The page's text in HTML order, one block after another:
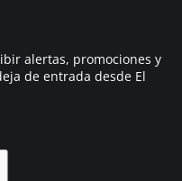
alertas, promociones y
de entrada desde El